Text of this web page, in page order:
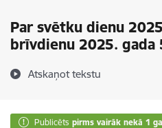
Par svētku dienu
brīvdienu 2025. gada
Atskaņot tekstu
Publicēts pirms vairāk nekā 1